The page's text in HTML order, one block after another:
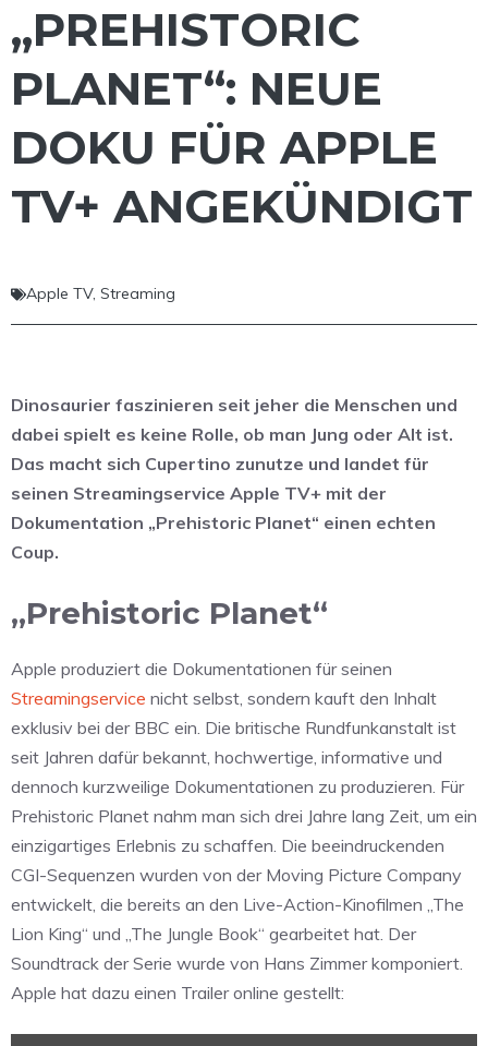
„PREHISTORIC
PLANET“: NEUE
DOKU FÜR APPLE
TV+ ANGEKÜNDIGT
Apple TV, Streaming
Dinosaurier faszinieren seit jeher die Menschen und
dabei spielt es keine Rolle, ob man Jung oder Alt ist.
Das macht sich Cupertino zunutze und landet für
seinen Streamingservice Apple TV+ mit der
Dokumentation „Prehistoric Planet“ einen echten
Coup.
„Prehistoric Planet“
Apple produziert die Dokumentationen für seinen
Streamingservice nicht selbst, sondern kauft den Inhalt
exklusiv bei der BBC ein. Die britische Rundfunkanstalt ist
seit Jahren dafür bekannt, hochwertige, informative und
dennoch kurzweilige Dokumentationen zu produzieren. Für
Prehistoric Planet nahm man sich drei Jahre lang Zeit, um ein
einzigartiges Erlebnis zu schaffen. Die beeindruckenden
CGI-Sequenzen wurden von der Moving Picture Company
entwickelt, die bereits an den Live-Action-Kinofilmen „The
Lion King“ und „The Jungle Book“ gearbeitet hat. Der
Soundtrack der Serie wurde von Hans Zimmer komponiert.
Apple hat dazu einen Trailer online gestellt: